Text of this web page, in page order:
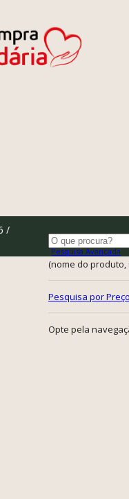
Pesquisa Avançada
(nome do produto,
Pesquisa por Preço
Opte pela
/